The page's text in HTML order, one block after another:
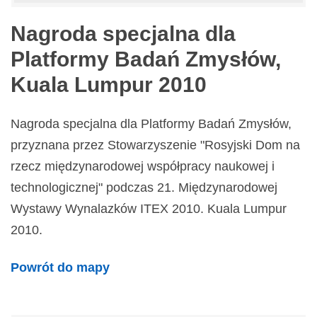
Nagroda specjalna dla
Platformy Badań Zmysłów,
Kuala Lumpur 2010
Nagroda specjalna dla Platformy Badań Zmysłów,
przyznana przez Stowarzyszenie "Rosyjski Dom na
rzecz międzynarodowej współpracy naukowej i
technologicznej" podczas 21. Międzynarodowej
Wystawy Wynalazków ITEX 2010. Kuala Lumpur
2010.
Powrót do mapy